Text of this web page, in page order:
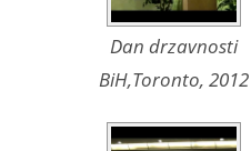
Dan drzavnosti
BiH,Toronto, 2012